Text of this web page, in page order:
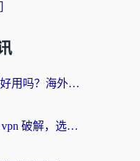
ChickCN和Unblock Youku好用吗？海外党亲测3款回国加速器，附iOS免费选择指南
海外党避坑指南：告别pc vpn 破解，选对回国加速器轻松访问国内资源